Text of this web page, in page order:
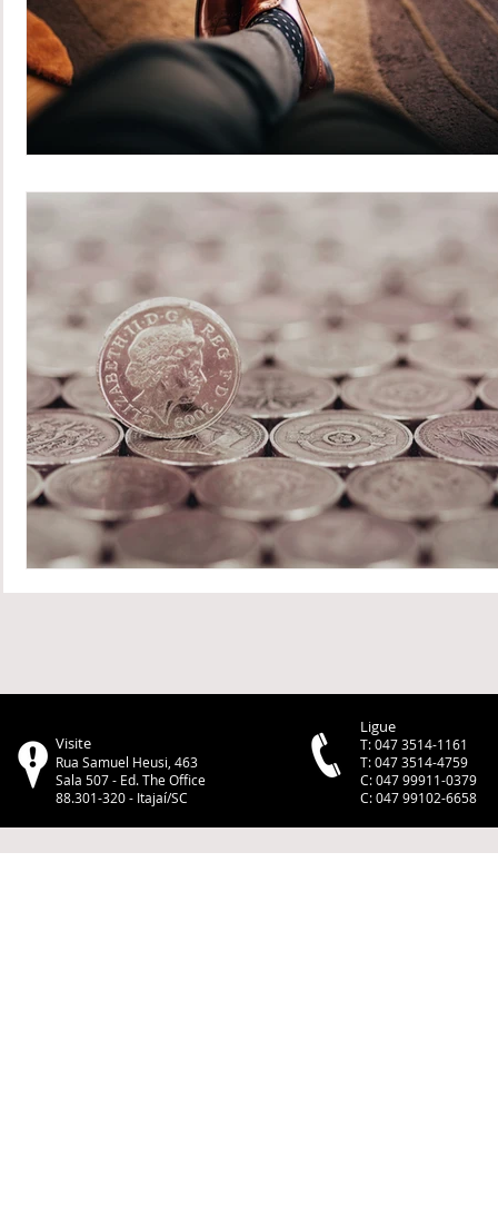
Visite
Rua Samuel Heusi, 463
Sala 507 - Ed. The Office
88.301-320 - Itajaí/SC
Ligue
T: 047 3514-1161
T: 047 3514-4759
C: 047 99911-0379
C: 047 99102-6658